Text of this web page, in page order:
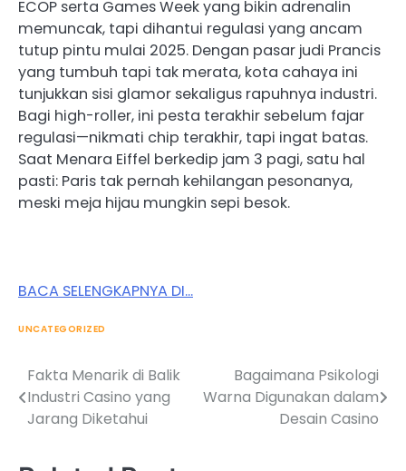
ECOP serta Games Week yang bikin adrenalin
memuncak, tapi dihantui regulasi yang ancam
tutup pintu mulai 2025. Dengan pasar judi Prancis
yang tumbuh tapi tak merata, kota cahaya ini
tunjukkan sisi glamor sekaligus rapuhnya industri.
Bagi high-roller, ini pesta terakhir sebelum fajar
regulasi—nikmati chip terakhir, tapi ingat batas.
Saat Menara Eiffel berkedip jam 3 pagi, satu hal
pasti: Paris tak pernah kehilangan pesonanya,
meski meja hijau mungkin sepi besok.
BACA SELENGKAPNYA DI…
UNCATEGORIZED
Post
navigation
Fakta Menarik di Balik
Industri Casino yang
Jarang Diketahui
Bagaimana Psikologi
Warna Digunakan dalam
Desain Casino